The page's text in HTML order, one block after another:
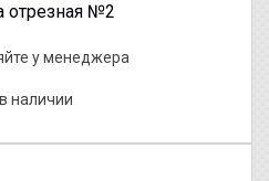
отрезная №2
у менеджера
наличии